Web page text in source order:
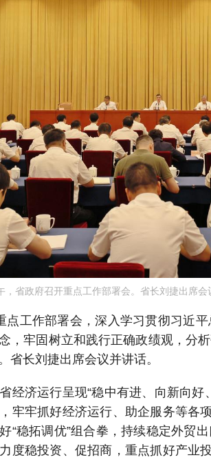
，省政府召开重点工作部署会。省长刘捷出席
点工作部署会，深入学习贯彻习近
，牢固树立和践行正确政绩观，分
省长刘捷出席会议并讲话。
经济运行呈现“稳中有进、向新向
牢牢抓好经济运行、助企服务等各
“稳拓调优”组合拳，持续稳定外贸
度稳投资、促招商，重点抓好产业